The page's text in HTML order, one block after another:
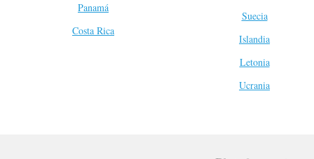
Panamá
Costa Rica
Suecia
Islandia
Letonia
Ucrania